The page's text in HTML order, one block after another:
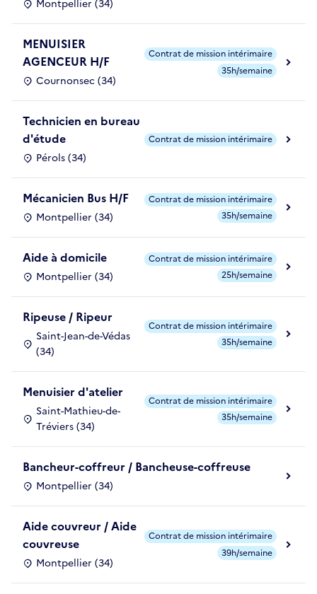
Montpellier (34)
MENUISIER
AGENCEUR H/F
Cournonsec (34)
Contrat de mission intérimaire
35h/semaine
Technicien en bureau
d'étude
Pérols (34)
Contrat de mission intérimaire
Mécanicien Bus H/F
Montpellier (34)
Contrat de mission intérimaire
35h/semaine
Aide à domicile
Montpellier (34)
Contrat de mission intérimaire
25h/semaine
Ripeuse / Ripeur
Saint-Jean-de-Védas
(34)
Contrat de mission intérimaire
35h/semaine
Menuisier d'atelier
Saint-Mathieu-de-
Tréviers (34)
Contrat de mission intérimaire
35h/semaine
Bancheur-coffreur / Bancheuse-coffreuse
Montpellier (34)
Aide couvreur / Aide
couvreuse
Montpellier (34)
Contrat de mission intérimaire
39h/semaine